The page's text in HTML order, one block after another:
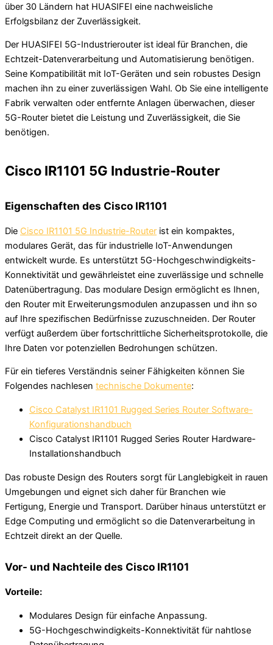
über 30 Ländern hat HUASIFEI eine nachweisliche
Erfolgsbilanz der Zuverlässigkeit.
Der HUASIFEI 5G-Industrierouter ist ideal für Branchen, die
Echtzeit-Datenverarbeitung und Automatisierung benötigen.
Seine Kompatibilität mit IoT-Geräten und sein robustes Design
machen ihn zu einer zuverlässigen Wahl. Ob Sie eine intelligente
Fabrik verwalten oder entfernte Anlagen überwachen, dieser
5G-Router bietet die Leistung und Zuverlässigkeit, die Sie
benötigen.
Cisco IR1101 5G Industrie-Router
Eigenschaften des Cisco IR1101
Die Cisco IR1101 5G Industrie-Router ist ein kompaktes,
modulares Gerät, das für industrielle IoT-Anwendungen
entwickelt wurde. Es unterstützt 5G-Hochgeschwindigkeits-
Konnektivität und gewährleistet eine zuverlässige und schnelle
Datenübertragung. Das modulare Design ermöglicht es Ihnen,
den Router mit Erweiterungsmodulen anzupassen und ihn so
auf Ihre spezifischen Bedürfnisse zuzuschneiden. Der Router
verfügt außerdem über fortschrittliche Sicherheitsprotokolle, die
Ihre Daten vor potenziellen Bedrohungen schützen.
Für ein tieferes Verständnis seiner Fähigkeiten können Sie
Folgendes nachlesen technische Dokumente:
Cisco Catalyst IR1101 Rugged Series Router Software-
Konfigurationshandbuch
Cisco Catalyst IR1101 Rugged Series Router Hardware-
Installationshandbuch
Das robuste Design des Routers sorgt für Langlebigkeit in rauen
Umgebungen und eignet sich daher für Branchen wie
Fertigung, Energie und Transport. Darüber hinaus unterstützt er
Edge Computing und ermöglicht so die Datenverarbeitung in
Echtzeit direkt an der Quelle.
Vor- und Nachteile des Cisco IR1101
Vorteile:
Modulares Design für einfache Anpassung.
5G-Hochgeschwindigkeits-Konnektivität für nahtlose